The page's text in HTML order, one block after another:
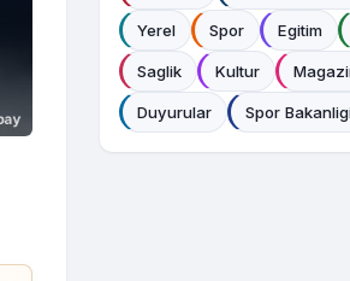
Yerel Spor Egitim
Saglik Kultur
Duyurular Spor